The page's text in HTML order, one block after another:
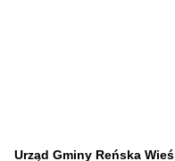
Urząd Gminy Reńska Wieś